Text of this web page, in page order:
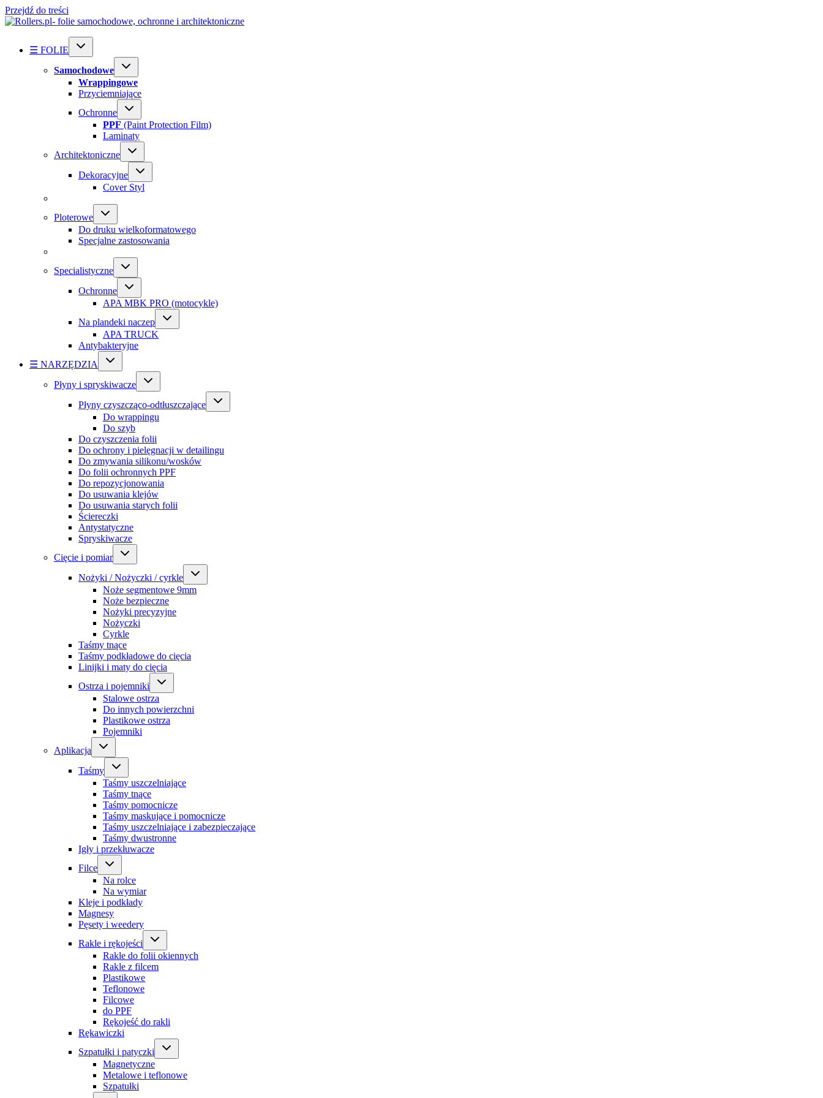
Przejdź do treści
☰ FOLIE
Samochodowe
Wrappingowe
Przyciemniające
Ochronne
PPF (Paint Protection Film)
Laminaty
Architektoniczne
Dekoracyjne
Cover Styl
Ploterowe
Do druku wielkoformatowego
Specjalne zastosowania
Specialistyczne
Ochronne
APA MBK PRO (motocykle)
Na plandeki naczep
APA TRUCK
Antybakteryjne
☰ NARZĘDZIA
Płyny i spryskiwacze
Płyny czyszcząco-odtłuszczające
Do wrappingu
Do szyb
Do czyszczenia folii
Do ochrony i pielęgnacji w detailingu
Do zmywania silikonu/wosków
Do folii ochronnych PPF
Do repozycjonowania
Do usuwania klejów
Do usuwania starych folii
Ściereczki
Antystatyczne
Spryskiwacze
Cięcie i pomiar
Nożyki / Nożyczki / cyrkle
Noże segmentowe 9mm
Noże bezpieczne
Nożyki precyzyjne
Nożyczki
Cyrkle
Taśmy tnące
Taśmy podkładowe do cięcia
Linijki i maty do cięcia
Ostrza i pojemniki
Stalowe ostrza
Do innych powierzchni
Plastikowe ostrza
Pojemniki
Aplikacja
Taśmy
Taśmy uszczelniające
Taśmy tnące
Taśmy pomocnicze
Taśmy maskujące i pomocnicze
Taśmy uszczelniające i zabezpieczające
Taśmy dwustronne
Igły i przekłuwacze
Filce
Na rolce
Na wymiar
Kleje i podkłady
Magnesy
Pęsety i weedery
Rakle i rękojeści
Rakle do folii okiennych
Rakle z filcem
Plastikowe
Teflonowe
Filcowe
do PPF
Rękojeść do rakli
Rękawiczki
Szpatułki i patyczki
Magnetyczne
Metalowe i teflonowe
Szpatułki